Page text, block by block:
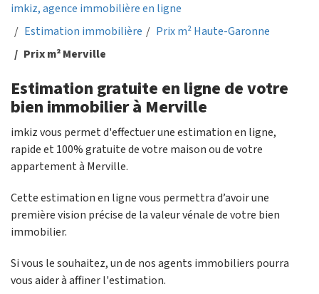
imkiz, agence immobilière en ligne
Estimation immobilière
Prix m² Haute-Garonne
Prix m² Merville
Estimation gratuite en ligne de votre
bien immobilier à Merville
imkiz vous permet d'effectuer une estimation en ligne,
rapide et 100% gratuite de votre maison ou de votre
appartement à Merville.
Cette estimation en ligne vous permettra d’avoir une
première vision précise de la valeur vénale de votre bien
immobilier.
Si vous le souhaitez, un de nos agents immobiliers pourra
vous aider à affiner l'estimation.